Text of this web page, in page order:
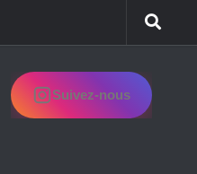
Suivez-nous